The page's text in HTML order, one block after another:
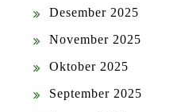
Desember 2025
November 2025
Oktober 2025
September 2025